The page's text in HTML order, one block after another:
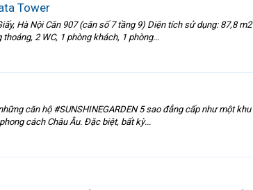
Tower
Hà Nội Căn 907 (căn số 7 tầng 9) Diện tích sử dụng: 87,8
2 WC, 1 phòng khách, 1 phòng...
căn hộ #SUNSHINEGARDEN 5 sao đẳng cấp như một
cách Châu Âu. Đặc biệt, bất kỳ...